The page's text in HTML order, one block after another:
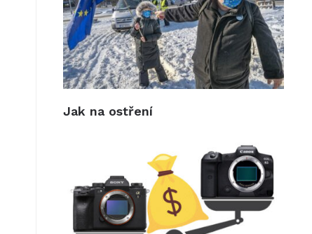
Jak na ostření